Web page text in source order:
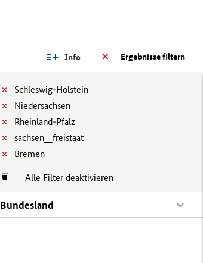
Ergebnisse filtern
Info
Schleswig-Holstein
Niedersachsen
Rheinland-Pfalz
sachsen__freistaat
Bremen
Alle Filter deaktivieren
Bundesland